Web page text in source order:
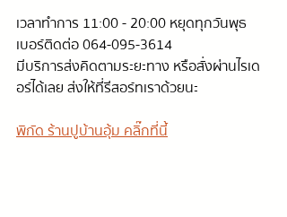
เวลาทำการ 11:00 - 20:00 หยุดทุกวันพุธ
เบอร์ติดต่อ 064-095-3614
มีบริการส่งคิดตามระยะทาง หรือสั่งผ่านไรเด
อร์ได้เลย ส่งให้ที่รีสอร์ทเราด้วยนะ
พิกัด ร้านปูบ้านอุ้ม คลิ๊กที่นี้